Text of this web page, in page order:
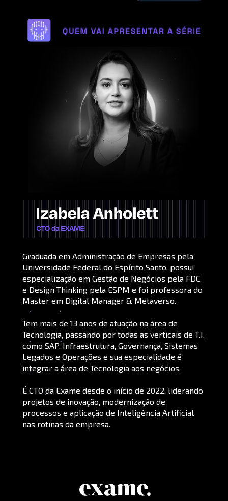
Graduada em Administração de Empresas pela
Universidade Federal do Espírito Santo, possui
especialização em Gestão de Negócios pela FDC
e Design Thinking pela ESPM e foi professora do
Master em Digital Manager & Metaverso.
Tem mais de 13 anos de atuação na área de
Tecnologia, passando por todas as verticais de T.I,
como SAP, Infraestrutura, Governança, Sistemas
Legados e Operações e sua especialidade é
integrar a área de Tecnologia aos negócios.
É CTO da Exame desde o início de 2022, liderando
projetos de inovação, modernização de
processos e aplicação de Inteligência Artificial
nas rotinas da empresa.